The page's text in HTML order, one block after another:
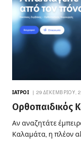
ΙΑΤΡΟΊ 29 ΔΕΚΕΜΒΡΊΟΥ,
Ορθοπαιδικός
Αν αναζητάτε
Καλαμάτα, η πλέον